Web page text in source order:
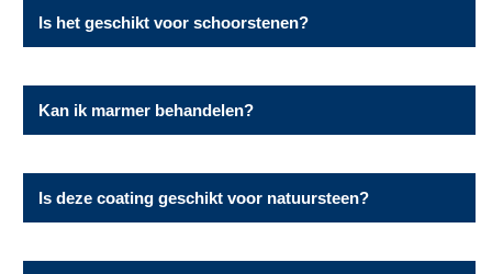
natuursteen of keramisch ongeglazuurd materiaal.
Is het geschikt voor schoorstenen?
Kan ik marmer behandelen?
water, olie en vlekken zonder verlies van natuurlijke
Is deze coating geschikt voor natuursteen?